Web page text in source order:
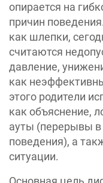
опирается на
причин
как шлепки,
считаются
давление,
как
этого родители
как объяснение,
ауты (перерывы в
поведения), а
ситуации.